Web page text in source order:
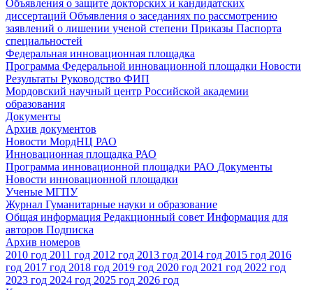
Объявления о защите докторских и кандидатских
диссертаций Объявления о заседаниях по рассмотрению
заявлений о лишении ученой степени Приказы Паспорта
специальностей
Федеральная инновационная площадка
Программа Федеральной инновационной площадки Новости
Результаты Руководство ФИП
Мордовский научный центр Российской академии
образования
Документы
Архив документов
Новости МордНЦ РАО
Инновационная площадка РАО
Программа инновационной площадки РАО Документы
Новости инновационной площадки
Ученые МГПУ
Журнал Гуманитарные науки и образование
Общая информация Редакционный совет Информация для
авторов Подписка
Архив номеров
2010 год 2011 год 2012 год 2013 год 2014 год 2015 год 2016
год 2017 год 2018 год 2019 год 2020 год 2021 год 2022 год
2023 год 2024 год 2025 год 2026 год